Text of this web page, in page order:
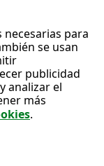
necesarias para
se usan
publicidad
analizar el
más
.